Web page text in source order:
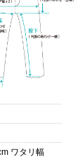
ワタリ幅